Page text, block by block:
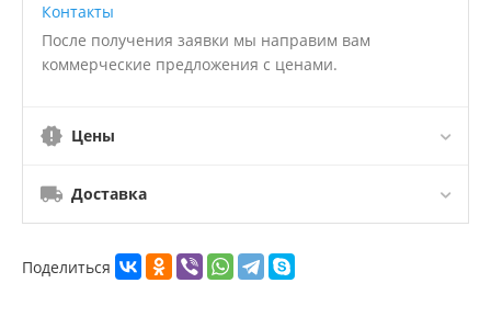
Контакты
После получения заявки мы направим вам
коммерческие предложения с ценами.
Цены
Доставка
Поделиться